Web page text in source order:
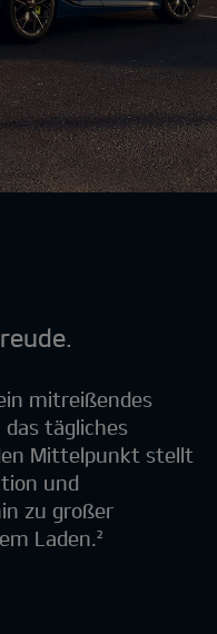
mitreißendes
das tägliches
Mittelpunkt stellt
und
zu großer
Laden.²